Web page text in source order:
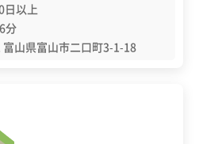
日以上
分
富山県富山市二口町3-1-18